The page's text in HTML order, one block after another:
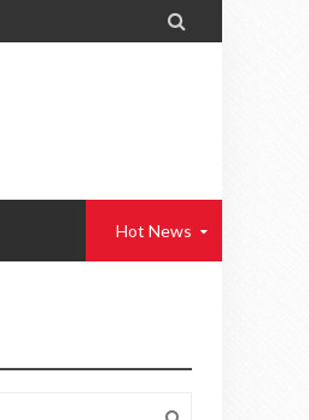

Hot News